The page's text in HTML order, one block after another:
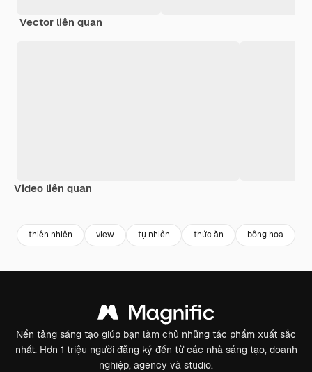
Vector liên quan
Video liên quan
thiên nhiên view tự nhiên thức ăn bông hoa
Nền tảng sáng tạo giúp bạn làm chủ những tác phẩm xuất sắc
nhất. Hơn 1 triệu người đăng ký đến từ các nhà sáng tạo, doanh
nghiệp, agency và studio.